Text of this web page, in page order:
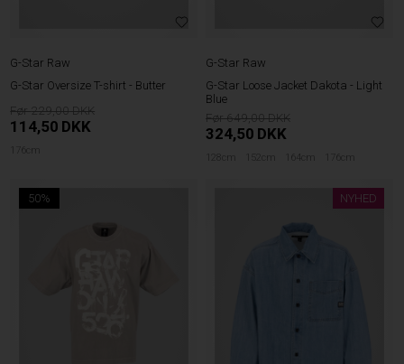
G-Star Raw
G-Star Oversize T-shirt - Butter
229,00
114,50 DKK
176cm
G-Star Raw
G-Star Loose Jacket Dakota - Light
Blue
649,00
324,50 DKK
128cm 152cm 164cm 176cm
50% NYHED